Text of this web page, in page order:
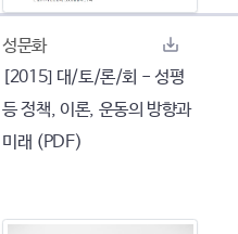
성문화
[2015] 대/토/론/회 - 성평
등 정책, 이론, 운동의 방향과
미래 (PDF)